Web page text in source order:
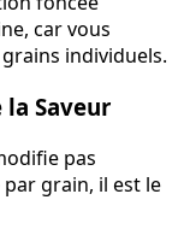
car vous
individuels.
Saveur
pas
grain, il est le